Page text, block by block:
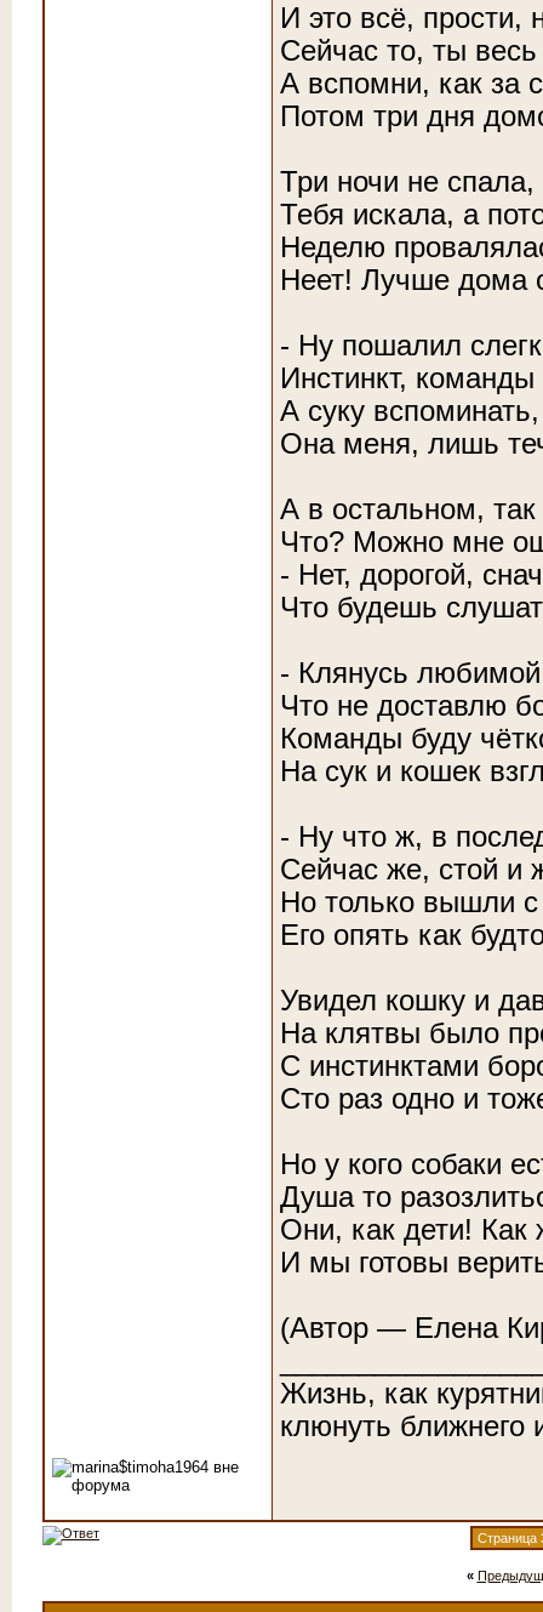
И это всё, прости,
Сейчас то, ты
А вспомни, как за
Потом три дня
Три ночи не
Тебя искала, а
Неделю
Неет! Лучше дома
- Ну пошалил
Инстинкт,
А суку
Она меня, лишь
А в остальном,
Что? Можно мне
- Нет, дорогой,
Что будешь
- Клянусь
Что не доставлю
Команды буду
На сук и кошек
- Ну что ж, в
Сейчас же, стой и
Но только вышли
Его опять как
Увидел кошку и
На клятвы было
С инстинктами
Сто раз одно и
Но у кого собаки
Душа то
Они, как дети! Как
И мы готовы
(Автор — Елена
Жизнь, как
клюнуть ближнего
Страница
«